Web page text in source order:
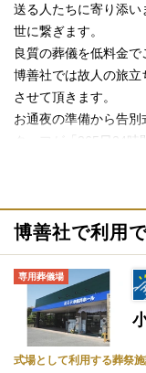
送る人たちに寄り添
世に繋ぎます。
良質の葬儀を低料金で
博善社では故人の旅
させて頂きます。
お通夜の準備から告
タッフが「365日24時
点で、一般公開され
火葬式プラン
含まれるもの
項目
桐棺
博善社で利用
専用葬儀場
式場として利用する葬祭施